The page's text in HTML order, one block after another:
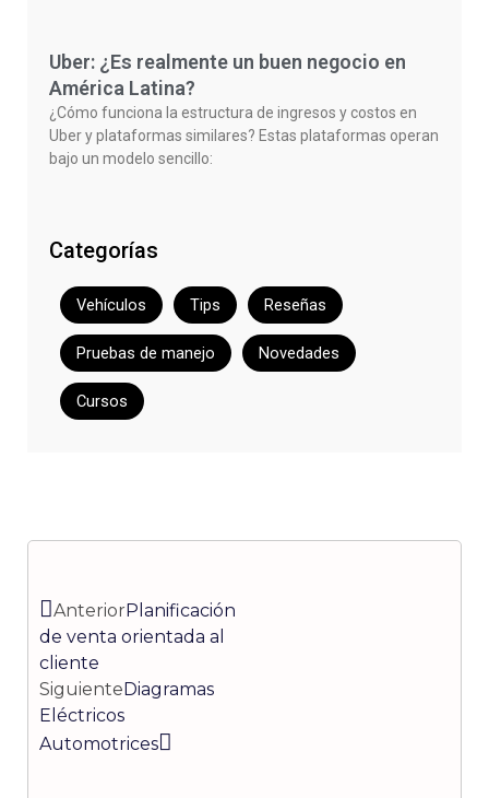
Uber: ¿Es realmente un buen negocio en
América Latina?
¿Cómo funciona la estructura de ingresos y costos en
Uber y plataformas similares? Estas plataformas operan
bajo un modelo sencillo:
Categorías
Vehículos Tips Reseñas
Pruebas de manejo Novedades
Cursos
AnteriorPlanificación
de venta orientada al
cliente
SiguienteDiagramas
Eléctricos
Automotrices